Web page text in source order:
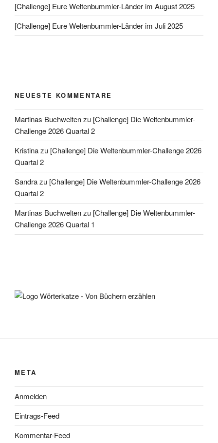
[Challenge] Eure Weltenbummler-Länder im August 2025
[Challenge] Eure Weltenbummler-Länder im Juli 2025
NEUESTE KOMMENTARE
Martinas Buchweltenzu [Challenge] Die Weltenbummler-
Challenge 2026 Quartal 2
Kristinazu [Challenge] Die Weltenbummler-Challenge 2026
Quartal 2
Sandrazu [Challenge] Die Weltenbummler-Challenge 2026
Quartal 2
Martinas Buchweltenzu [Challenge] Die Weltenbummler-
Challenge 2026 Quartal 1
META
Anmelden
Eintrags-Feed
Kommentar-Feed